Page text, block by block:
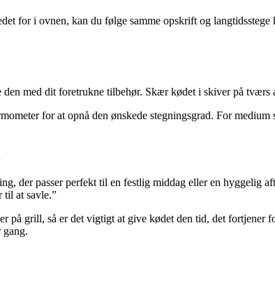
for i ovnen, kan du følge samme opskrift og
med dit foretrukne tilbehør. Skær kødet i skiver på tværs
for at opnå den ønskede stegningsgrad. For
der passer perfekt til en festlig middag eller en hyggelig
til at savle.”
på grill, så er det vigtigt at give kødet den tid, det fortjener
gang.